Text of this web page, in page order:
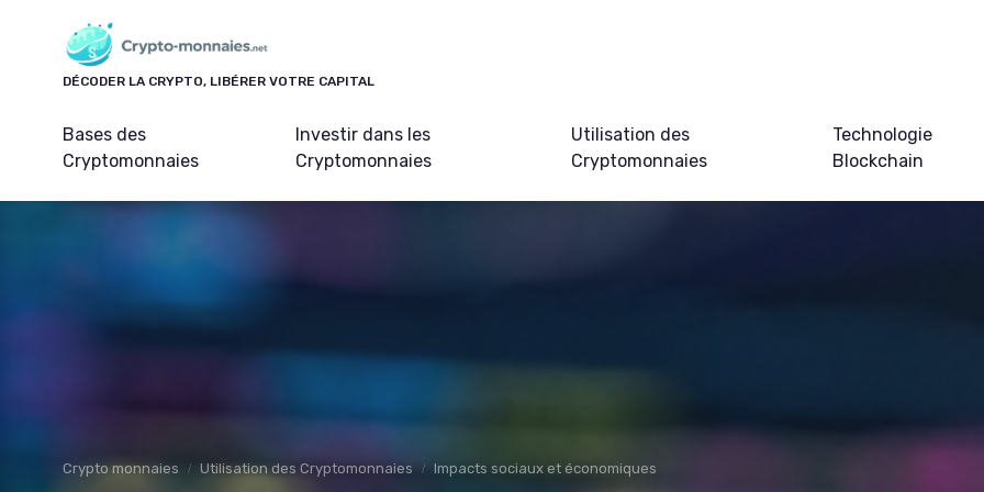
DÉCODER LA CRYPTO, LIBÉRER VOTRE CAPITAL
Bases des
Cryptomonnaies
Investir dans les
Cryptomonnaies
Utilisation des
Cryptomonnaies
Technologie
Blockchain
Crypto monnaies Utilisation des Cryptomonnaies Impacts sociaux et économiques